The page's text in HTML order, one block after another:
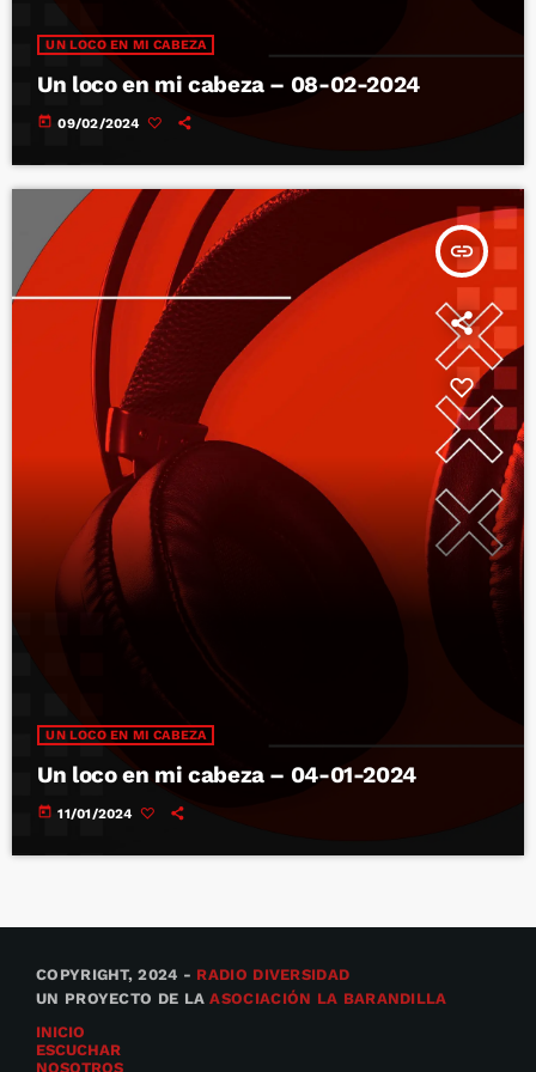
UN LOCO EN MI CABEZA
Un loco en mi cabeza – 08-02-2024
today 09/02/2024
insert_link
UN LOCO EN MI CABEZA
Un loco en mi cabeza – 04-01-2024
today 11/01/2024
COPYRIGHT, 2024 - RADIO DIVERSIDAD
UN PROYECTO DE LAASOCIACIÓN LA BARANDILLA
INICIO
ESCUCHAR
NOSOTROS